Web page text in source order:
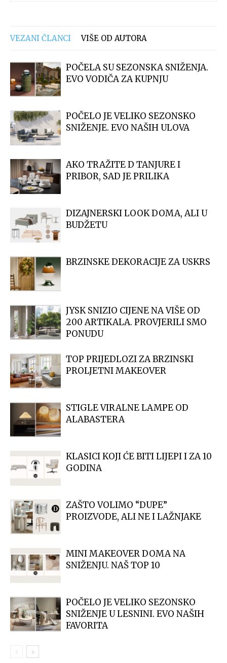
VEZANI ČLANCI VIŠE OD AUTORA
POČELA SU SEZONSKA SNIŽENJA.
EVO VODIČA ZA KUPNJU
POČELO JE VELIKO SEZONSKO
SNIŽENJE. EVO NAŠIH ULOVA
AKO TRAŽITE D TANJURE I
PRIBOR, SAD JE PRILIKA
DIZAJNERSKI LOOK DOMA, ALI U
BUDŽETU
BRZINSKE DEKORACIJE ZA USKRS
JYSK SNIZIO CIJENE NA VIŠE OD
200 ARTIKALA. PROVJERILI SMO
PONUDU
TOP PRIJEDLOZI ZA BRZINSKI
PROLJETNI MAKEOVER
STIGLE VIRALNE LAMPE OD
ALABASTERA
KLASICI KOJI ĆE BITI LIJEPI I ZA 10
GODINA
ZAŠTO VOLIMO “DUPE”
PROIZVODE, ALI NE I LAŽNJAKE
MINI MAKEOVER DOMA NA
SNIŽENJU. NAŠ TOP 10
POČELO JE VELIKO SEZONSKO
SNIŽENJE U LESNINI. EVO NAŠIH
FAVORITA